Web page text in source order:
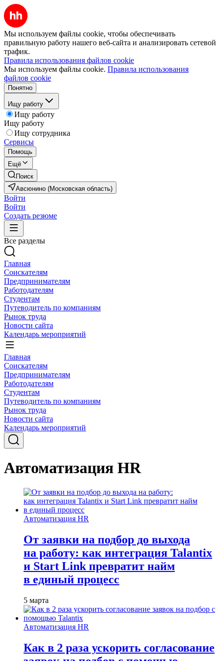
Мы используем файлы cookie, чтобы обеспечивать
правильную работу нашего веб-сайта и анализировать сетевой
трафик.
Правила использования файлов cookie
Мы используем файлы cookie. Правила использования
файлов cookie
Понятно
Ищу работу
Ищу работу
Ищу работу
Ищу сотрудника
Сервисы
Помощь
Ещё
Поиск
Авсюнино (Московская область)
Войти
Войти
Создать резюме
Все разделы
Главная
Соискателям
Предпринимателям
Работодателям
Студентам
Путеводитель по компаниям
Рынок труда
Новости сайта
Календарь мероприятий
Главная
Соискателям
Предпринимателям
Работодателям
Студентам
Путеводитель по компаниям
Рынок труда
Новости сайта
Календарь мероприятий
Автоматизация HR
Автоматизация HR
От заявки на подбор до выхода
на работу: как интеграция Talantix
и Start Link превратит найм
в единый процесс
5 марта
Автоматизация HR
Как в 2 раза ускорить согласование